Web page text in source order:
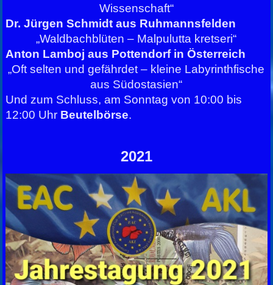
Wissenschaft“
Dr. Jürgen Schmidt aus Ruhmannsfelden
„Waldbachblüten – Malpulutta kretseri“
Anton Lamboj aus Pottendorf in Österreich
„Oft selten und gefährdet – kleine Labyrinthfische
aus Südostasien“
Und zum Schluss, am Sonntag von 10:00 bis
12:00 Uhr Beutelbörse.
2021